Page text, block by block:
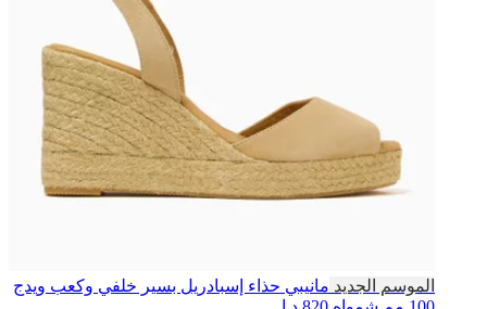
الموسم الجديد مانيبي حذاء إسبادريل بسير خلفي وكعب ويدج